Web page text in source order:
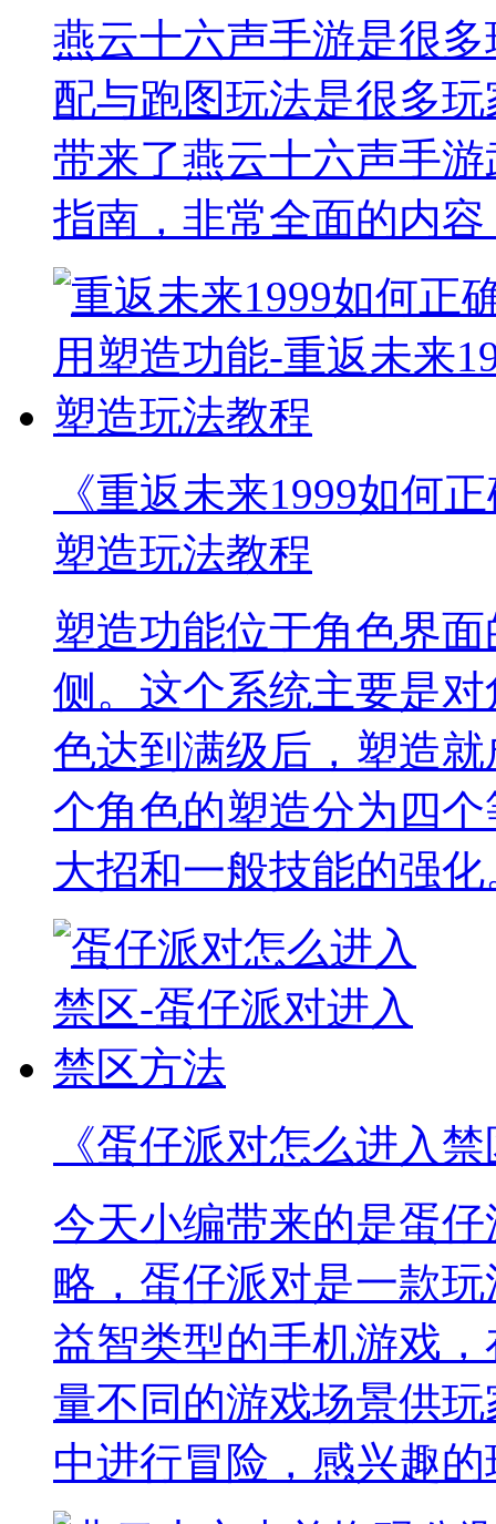
燕云十六声手游是很
配与跑图玩法是很多
带来了燕云十六声手
指南，非常全面的内
《重返未来1999如何
塑造玩法教程
塑造功能位于角色界
侧。这个系统主要是
色达到满级后，塑造
个角色的塑造分为四
大招和一般技能的强化
《蛋仔派对怎么进入
今天小编带来的是蛋
略，蛋仔派对是一款
益智类型的手机游戏
量不同的游戏场景供
中进行冒险，感兴趣